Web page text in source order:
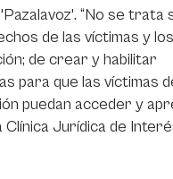
“No se trata
de las víctimas y los
de crear y habilitar
para que las víctimas
puedan acceder y
Jurídica de